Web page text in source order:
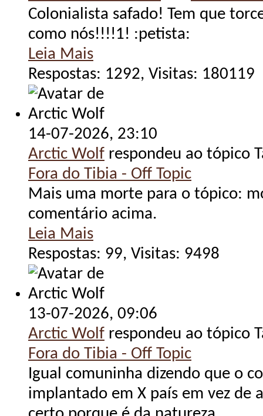
Colonialista safado! Tem que
como nós!!!!1! :petista:
Leia Mais
Respostas: 1292, Visitas: 180119
14-07-2026, 23:10
Arctic Wolf respondeu ao tópico
Fora do Tibia - Off Topic
Mais uma morte para o tópico:
comentário acima.
Leia Mais
Respostas: 99, Visitas: 9498
13-07-2026, 09:06
Arctic Wolf respondeu ao tópico
Fora do Tibia - Off Topic
Igual comuninha dizendo que o
implantado em X país em vez de